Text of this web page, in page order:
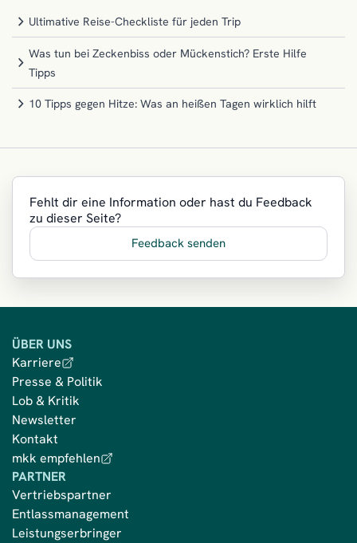
Ultimative Reise-Checkliste für jeden Trip
Was tun bei Zeckenbiss oder Mückenstich? Erste Hilfe
Tipps
10 Tipps gegen Hitze: Was an heißen Tagen wirklich hilft
Fehlt dir eine Information oder hast du Feedback
zu dieser Seite?
Feedback senden
ÜBER UNS
Karriere
Presse & Politik
Lob & Kritik
Newsletter
Kontakt
mkk empfehlen
PARTNER
Vertriebspartner
Entlassmanagement
Leistungserbringer